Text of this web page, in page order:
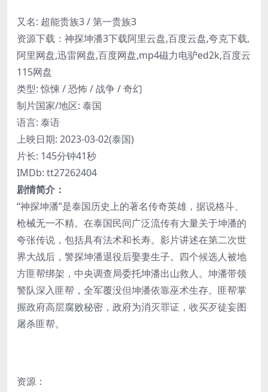
又名: 超能贵族3 / 第一贵族3
资源下载：神探坤潘3下载阿里云盘,百度云盘,夸克下载,
阿里网盘,迅雷网盘,百度网盘,mp4磁力电驴ed2k,百度云
115网盘
类型: 惊悚 / 恐怖 / 战争 / 奇幻
制片国家/地区: 泰国
语言: 泰语
上映日期: 2023-03-02(泰国)
片长: 145分钟41秒
IMDb: tt27262404
剧情简介：
“神探坤潘”是泰国历史上的著名传奇英雄，据说格斗、
枪械无一不精。在泰国民间广泛流传有大量关于坤潘的
夸张传说，包括具有法术和长寿。影片讲述在第二次世
界大战后，警探坤潘退役后娶妻生子。四个候选人被地
方匪帮绑架，中央调查局委托坤潘出山救人。坤潘带领
警队深入匪帮，全军覆没但坤潘依靠巫术生存。匪帮掌
握政府高层腐败秘密，政府为消灭罪证，收买歹徒妄图
屠杀匪帮。
资源：